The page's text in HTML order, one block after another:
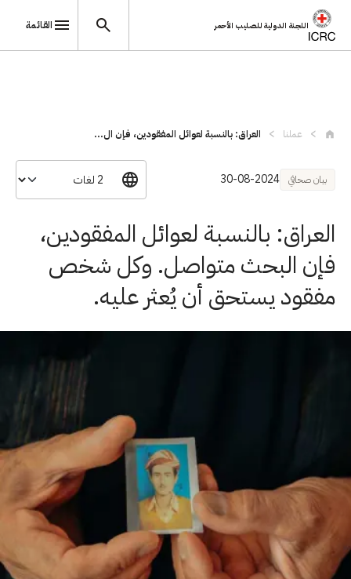
اللجنة الدولية للصليب الأحمر القائمة
عملنا العراق: بالنسبة لعوائل المفقودين، فإن ال...
بيان صحافي 30-08-2024
العراق: بالنسبة لعوائل المفقودين،
فإن البحث متواصل. وكل شخص
مفقود يستحق أن يُعثر عليه.